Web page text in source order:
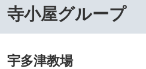
寺小屋グループ
宇多津教場